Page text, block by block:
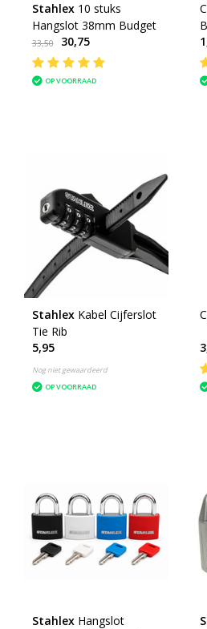
Stahlex 10 stuks
Hangslot 38mm Budget
33,50 30,75
OP VOORRAAD
Stahlex Kabel Cijferslot
Tie Rib
5,95
Nog niet gewaardeerd
OP VOORRAAD
Stahlex Hangslot